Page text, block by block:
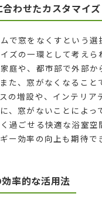
わせたカスタマイズ
で窓をなくすという
ズの一環として考えら
庭や、都市部で外部か
た、窓がなくなること
の増設や、インテリア
、窓がないことによっ
過ごせる快適な浴室空
ー効率の向上も期待で
率的な活用法